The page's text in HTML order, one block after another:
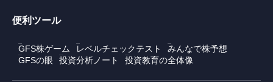
便利ツール
GFS株ゲーム レベルチェックテスト
みんなで株予想
GFSの眼
投資分析ノート 投資教育の全体像